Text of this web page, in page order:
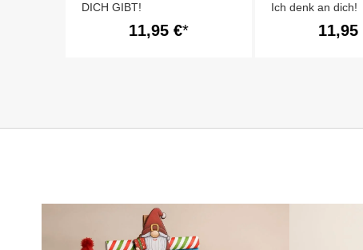
DICH GIBT!
11,95 €
Ich denk an dich!
11,95